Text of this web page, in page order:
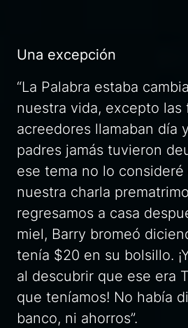
Una excepción
“La Palabra estaba
nuestra vida, excepto las
acreedores llamaban día
padres jamás tuvieron
ese tema no lo
nuestra charla
regresamos a casa
miel, Barry bromeó
tenía $20 en su bolsillo.
al descubrir que ese era
que teníamos! No había
banco, ni ahorros”.